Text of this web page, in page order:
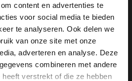
content en advertenties te
voor social media te bieden
te analyseren. Ook delen we
van onze site met onze
adverteren en analyse. Deze
combineren met andere
verstrekt of die ze hebben
×
in English?
isn't Dutch. Would
English?